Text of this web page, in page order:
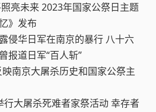
亮未来 2023年国家公祭日主题
》发布
侵华日军在南京的暴行 八十六
报道日军“百人斩”
南京大屠杀历史和国家公祭主
行大屠杀死难者家祭活动 幸存者